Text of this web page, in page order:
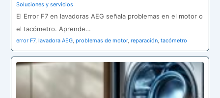
Soluciones y servicios
El Error F7 en lavadoras AEG señala problemas en el motor o
el tacómetro. Aprende…
error F7,lavadora AEG,problemas de motor,reparación,tacómetro